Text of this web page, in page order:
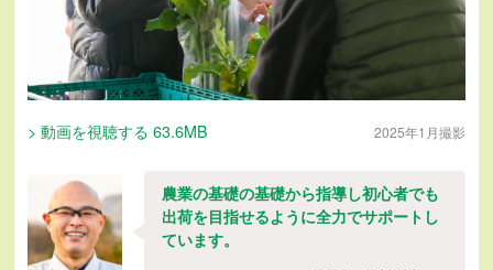
> 動画を視聴する 63.6MB 2025年1月撮影
農業の基礎の基礎から指導し初心者でも
出荷を目指せるように全力でサポートし
ています。